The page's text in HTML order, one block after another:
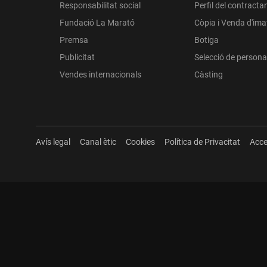
Responsabilitat social
Fundació La Marató
Premsa
Publicitat
Vendes internacionals
Perfil del
Còpia i Venda
Botiga
Selecció de personal
Càsting
Avís legal Canal ètic Cookies Política de Privacitat